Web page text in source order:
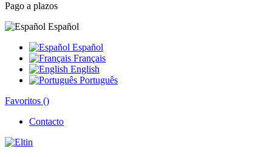
Pago a plazos
Español
Español
Français
English
Português
Favoritos ()
Contacto